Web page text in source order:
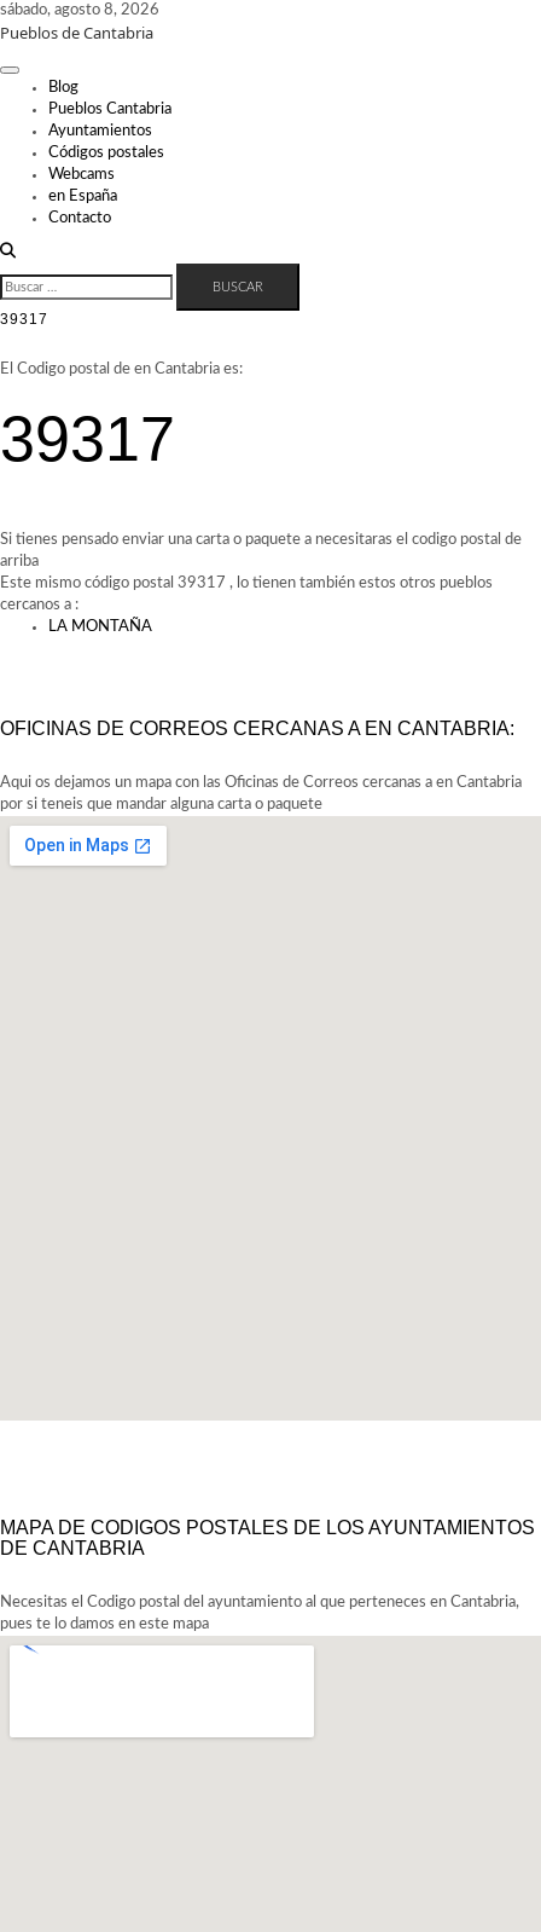
Skip
to
sábado, agosto 8, 2026
Pueblos de Cantabria
Blog
Pueblos Cantabria
Ayuntamientos
Códigos postales
Webcams
en España
Contacto
BUSCAR:
39317
El Codigo postal de en Cantabria es:
39317
Si tienes pensado enviar una carta o paquete a necesitaras el codigo postal de
arriba
Este mismo código postal 39317 , lo tienen también estos otros pueblos
cercanos a :
LA MONTAÑA
OFICINAS DE CORREOS CERCANAS A EN CANTABRIA:
Aqui os dejamos un mapa con las Oficinas de Correos cercanas a en Cantabria
por si teneis que mandar alguna carta o paquete
MAPA DE CODIGOS POSTALES DE LOS AYUNTAMIENTOS
DE CANTABRIA
Necesitas el Codigo postal del ayuntamiento al que perteneces en Cantabria,
pues te lo damos en este mapa